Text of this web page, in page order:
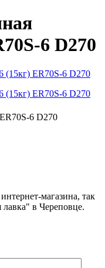
6 D270
6 D270
магазина, так
в Череповце.